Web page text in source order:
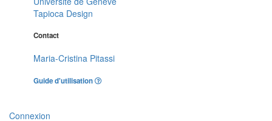
Tapioca Design
Contact
Maria-Cristina Pitassi
Guide d'utilisation
Connexion